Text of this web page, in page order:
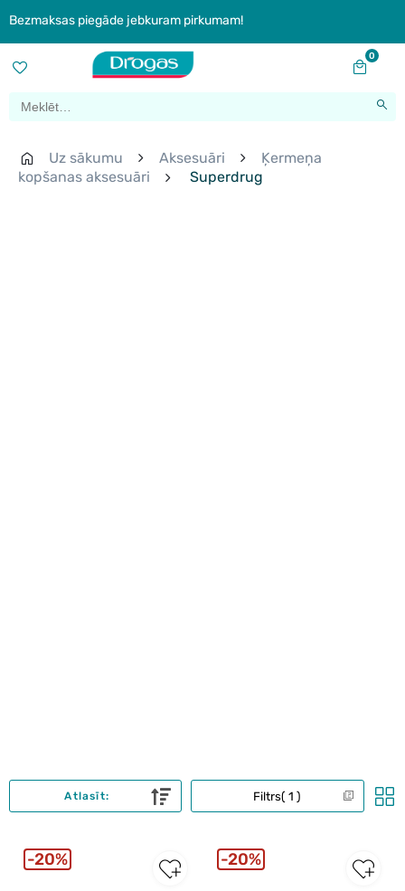
Bezmaksas piegāde jebkuram pirkumam!
0
Uz sākumu Aksesuāri
Ķermeņa
kopšanas aksesuāri
Superdrug
Filtrs 1
Atlasīt:
20% 20%